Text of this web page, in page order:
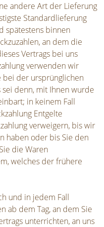
andere Art der Lieferung
Standardlieferung
spätestens binnen
an dem die
Vertrags bei uns
verwenden wir
bei der ursprünglichen
sei denn, mit Ihnen wurde
in keinem Fall
Entgelte
verweigern, bis wir
haben oder bis Sie den
die Waren
welches der frühere
und in jedem Fall
ab dem Tag, an dem Sie
unterrichten, an uns